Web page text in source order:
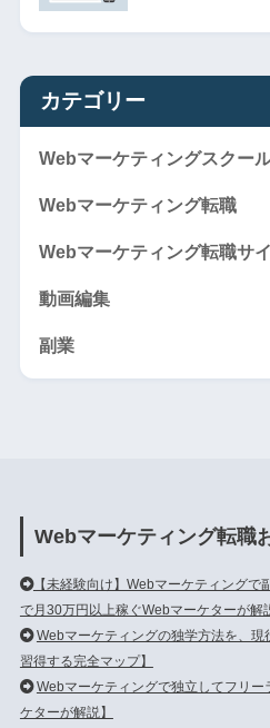
カテゴリー
Webマーケティングスクー
Webマーケティング転職
Webマーケティング転職サ
動画編集
副業
Webマーケティング転職
【未経験向け】Webマーケティングで
で月30万円以上稼ぐWebマーケターが解
Webマーケティングの独学方法を、
習得する完全マップ】
Webマーケティングで独立してフリ
ケターが解説】